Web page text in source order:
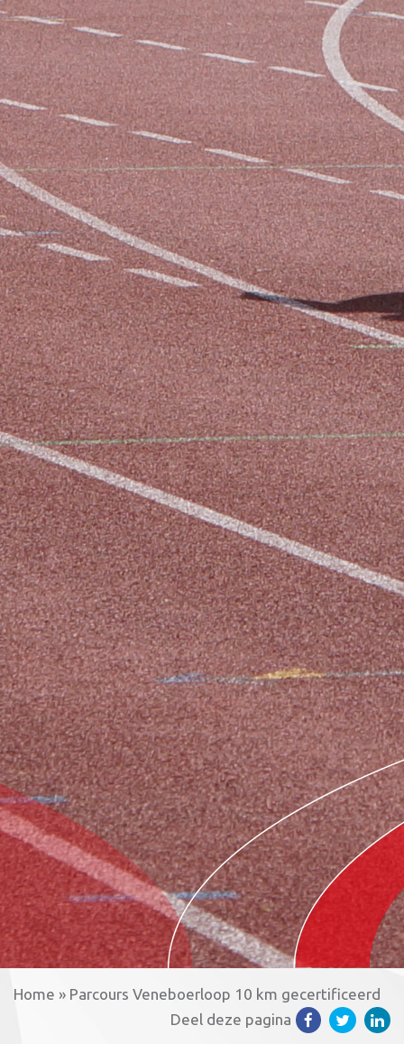
Home » Parcours Veneboerloop 10 km gecertificeerd
Deel deze pagina